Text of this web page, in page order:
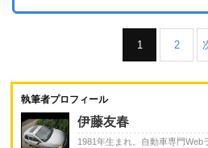
1 2
執筆者プロフィール
伊藤友春
1981年生まれ。自動車専門